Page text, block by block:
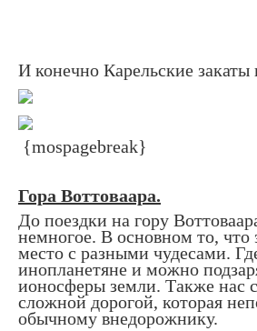
И конечно Карельские закаты
{mospagebreak}
Гора Воттоваара.
До поездки на гору
немногое. В основном то, что
место с разными чудесами.
инопланетяне и можно
ионосферы земли. Также нас
сложной дорогой, которая
обычному внедорожнику.